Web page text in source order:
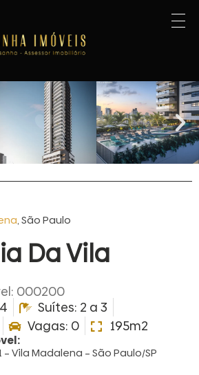
, São Paulo
Da Vila
000200
Suítes: 2 a 3
Vagas: 0 195m2
Vila Madalena – São Paulo/SP